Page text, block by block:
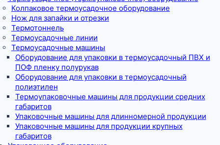
Колпаковое термоусадочное оборудование
Нож для запайки и отрезки
Термотоннель
Термоусадочные линии
Термоусадочные машины
Оборудование для упаковки в термоусадочный ПВХ и
ПОФ пленку полурукав
Оборудование для упаковки в термоусадочный
полиэтилен
Термоупаковочные машины для продукции средних
габаритов
Упаковочные машины для длинномерной продукции
Упаковочные машины для продукции крупных
габаритов